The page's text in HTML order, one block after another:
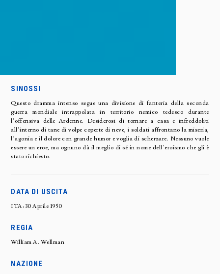
SINOSSI
Questo dramma intenso segue una divisione di fanteria della seconda
guerra mondiale intrappolata in territorio nemico tedesco durante
l’offensiva delle Ardenne. Desiderosi di tornare a casa e infreddoliti
all’interno di tane di volpe coperte di neve, i soldati affrontano la miseria,
l’agonia e il dolore con grande humor e voglia di scherzare. Nessuno vuole
essere un eroe, ma ognuno dà il meglio di sé in nome dell’eroismo che gli è
stato richiesto.
DATA DI USCITA
ITA: 30 Aprile 1950
REGIA
William A. Wellman
NAZIONE